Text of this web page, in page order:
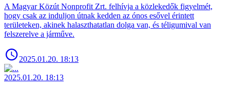
A Magyar Közút Nonprofit Zrt. felhívja a közlekedők figyelmét,
hogy csak az induljon útnak kedden az ónos esővel érintett
területeken, akinek halaszthatatlan dolga van, és téligumival van
felszerelve a járműve.
2025.01.20. 18:13
2025.01.20. 18:13